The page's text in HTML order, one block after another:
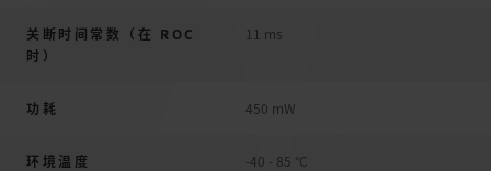
关断时间常数（在 ROC
时）
11 ms
功耗 450 mW
环境温度 -40 - 85 °C